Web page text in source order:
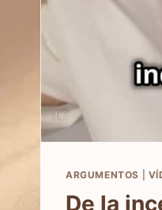
ARGUMENTOS
De la